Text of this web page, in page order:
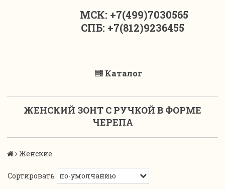
МСК: +7(499)7030565
СПБ: +7(812)9236455
Каталог
ЖЕНСКИЙ ЗОНТ С РУЧКОЙ В ФОРМЕ
ЧЕРЕПА
Женские
Сортировать